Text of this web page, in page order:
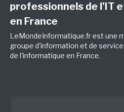
professionnels de l’IT
en France
LeMondeInformatique.fr est une
groupe d'information et de
de l'informatique en France.